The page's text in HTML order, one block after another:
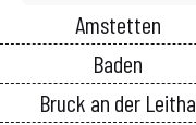
Amstetten
Baden
Bruck an der Leitha